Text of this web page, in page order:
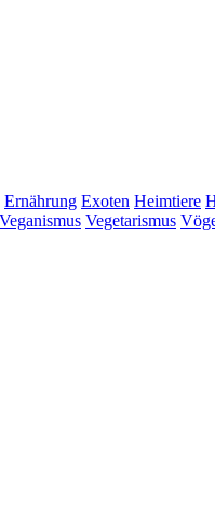
Ernährung Exoten Heimtiere
Veganismus Vegetarismus